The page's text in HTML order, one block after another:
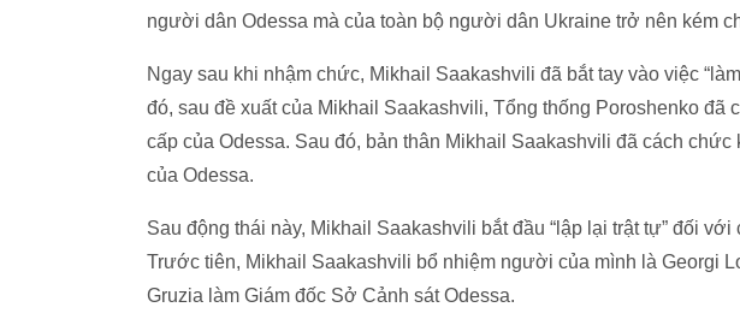
người dân Odessa mà của toàn bộ người dân Ukraine trở nên kém
Ngay sau khi nhậm chức, Mikhail Saakashvili đã bắt tay vào việc
đó, sau đề xuất của Mikhail Saakashvili, Tổng thống Poroshenko đã
cấp của Odessa. Sau đó, bản thân Mikhail Saakashvili đã cách
của Odessa.
Sau động thái này, Mikhail Saakashvili bắt đầu “lập lại trật tự” đối
Trước tiên, Mikhail Saakashvili bổ nhiệm người của mình là Georgi
Gruzia làm Giám đốc Sở Cảnh sát Odessa.